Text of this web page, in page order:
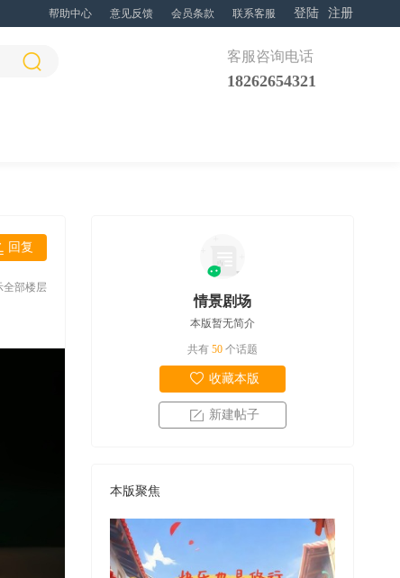
帮助中心 意见反馈 会员条款 联系客服 登陆 注册
客服咨询电话
18262654321
情景剧场
本版暂无简介
共有 50 个话题
收藏本版
新建帖子
本版聚焦
回复
全部楼层